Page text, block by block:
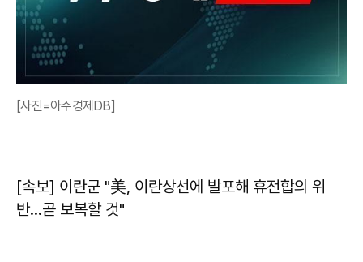
[사진=아주경제DB]
[속보] 이란군 "美, 이란상선에 발포해 휴전합의 위
반…곧 보복할 것"